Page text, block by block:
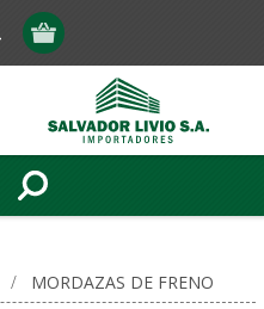
/ MORDAZAS DE FRENO